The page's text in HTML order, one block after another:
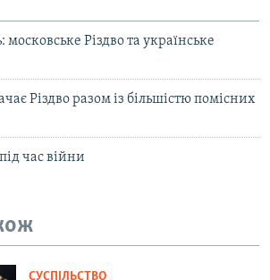
Різдво та українське
Різдво разом із більшістю помісних
час війни
СУСПІЛЬСТВО